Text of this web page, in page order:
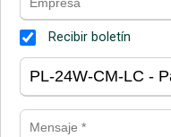
Recibir boletín